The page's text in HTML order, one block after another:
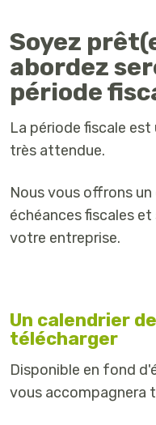
Soyez
abordez
période
La période fiscale
très attendue.
Nous vous offrons
échéances fiscales
votre entreprise.
Un calendrier
télécharger
Disponible en fond
vous accompagnera